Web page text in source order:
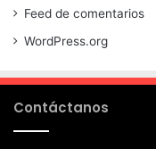
Feed de comentarios
WordPress.org
Contáctanos